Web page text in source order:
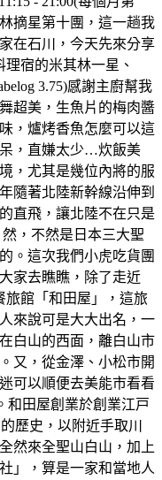
摘星第十團，這一趟我
在石川，今天先來分享
宿的米其林一星、
3.75)感謝主廚幫我
超美，生魚片的梅肉醬
，爐烤香魚怎麼可以這
，直嫌太少…炊飯美
，尤其是幾位內將的服
隨著北陸新幹線沿伸到
直飛，讓北陸不在只是
，不然是日本三大聖
。這次我們小虎吃貨團
家去瞧瞧，除了走近
旅館「和田屋」，這旅
來說可是大大出名，一
白山的西面，離白山市
又，從金澤、小松市開
可以順便去美能市看看
和田屋創業於創業江戸
歷史，以附近手取川
然來全聖山白山，加上
」，算是一家和當地人